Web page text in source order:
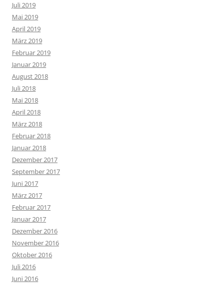
Juli 2019
Mai 2019
April 2019
März 2019
Februar 2019
Januar 2019
August 2018
Juli 2018
Mai 2018
April 2018
März 2018
Februar 2018
Januar 2018
Dezember 2017
September 2017
Juni 2017
März 2017
Februar 2017
Januar 2017
Dezember 2016
November 2016
Oktober 2016
Juli 2016
Juni 2016